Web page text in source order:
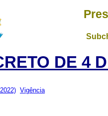
DE 4
Vigência